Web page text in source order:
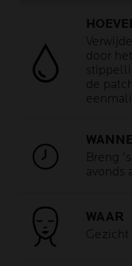
door
de
Breng
avonds
WAAR
Gezicht